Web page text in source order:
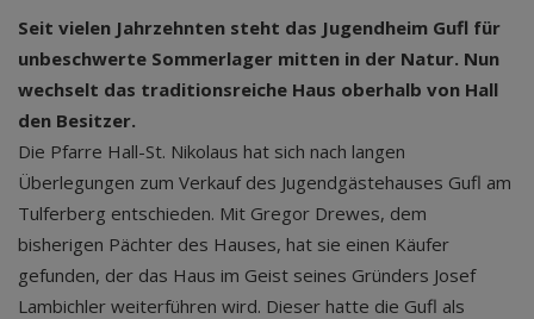
Seit vielen Jahrzehnten steht das Jugendheim Gufl für
unbeschwerte Sommerlager mitten in der Natur. Nun
wechselt das traditionsreiche Haus oberhalb von Hall
den Besitzer.
Die Pfarre Hall-St. Nikolaus hat sich nach langen
Überlegungen zum Verkauf des Jugendgästehauses Gufl am
Tulferberg entschieden. Mit Gregor Drewes, dem
bisherigen Pächter des Hauses, hat sie einen Käufer
gefunden, der das Haus im Geist seines Gründers Josef
Lambichler weiterführen wird. Dieser hatte die Gufl als